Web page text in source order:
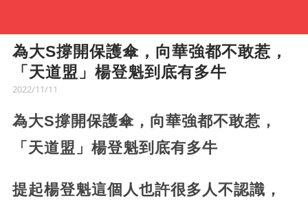
為大S撐開保護傘，向華強都不敢惹，
「天道盟」楊登魁到底有多牛
2022/11/11
為大S撐開保護傘，向華強都不敢惹，
「天道盟」楊登魁到底有多牛
提起楊登魁這個人也許很多人不認識，